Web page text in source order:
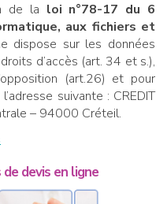
de la loi n°78-17 du 6
aux fichiers et
dispose sur les données
d’accès (art. 34 et s.),
(art.26) et pour
suivante : CREDIT
– 94000 Créteil.
devis en ligne